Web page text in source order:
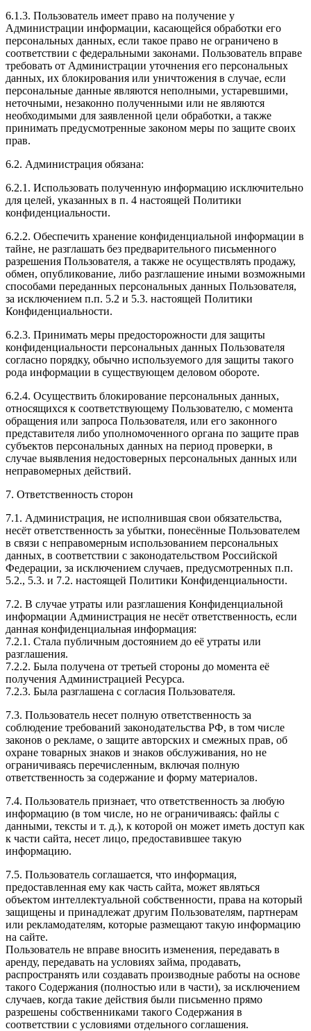
6.1.3. Пользователь имеет право на получение у
Администрации информации, касающейся обработки его
персональных данных, если такое право не ограничено в
соответствии с федеральными законами. Пользователь вправе
требовать от Администрации уточнения его персональных
данных, их блокирования или уничтожения в случае, если
персональные данные являются неполными, устаревшими,
неточными, незаконно полученными или не являются
необходимыми для заявленной цели обработки, а также
принимать предусмотренные законом меры по защите своих
прав.
6.2. Администрация обязана:
6.2.1. Использовать полученную информацию исключительно
для целей, указанных в п. 4 настоящей Политики
конфиденциальности.
6.2.2. Обеспечить хранение конфиденциальной информации в
тайне, не разглашать без предварительного письменного
разрешения Пользователя, а также не осуществлять продажу,
обмен, опубликование, либо разглашение иными возможными
способами переданных персональных данных Пользователя,
за исключением п.п. 5.2 и 5.3. настоящей Политики
Конфиденциальности.
6.2.3. Принимать меры предосторожности для защиты
конфиденциальности персональных данных Пользователя
согласно порядку, обычно используемого для защиты такого
рода информации в существующем деловом обороте.
6.2.4. Осуществить блокирование персональных данных,
относящихся к соответствующему Пользователю, с момента
обращения или запроса Пользователя, или его законного
представителя либо уполномоченного органа по защите прав
субъектов персональных данных на период проверки, в
случае выявления недостоверных персональных данных или
неправомерных действий.
7. Ответственность сторон
7.1. Администрация, не исполнившая свои обязательства,
несёт ответственность за убытки, понесённые Пользователем
в связи с неправомерным использованием персональных
данных, в соответствии с законодательством Российской
Федерации, за исключением случаев, предусмотренных п.п.
5.2., 5.3. и 7.2. настоящей Политики Конфиденциальности.
7.2. В случае утраты или разглашения Конфиденциальной
информации Администрация не несёт ответственность, если
данная конфиденциальная информация:
7.2.1. Стала публичным достоянием до её утраты или
разглашения.
7.2.2. Была получена от третьей стороны до момента её
получения Администрацией Ресурса.
7.2.3. Была разглашена с согласия Пользователя.
7.3. Пользователь несет полную ответственность за
соблюдение требований законодательства РФ, в том числе
законов о рекламе, о защите авторских и смежных прав, об
охране товарных знаков и знаков обслуживания, но не
ограничиваясь перечисленным, включая полную
ответственность за содержание и форму материалов.
7.4. Пользователь признает, что ответственность за любую
информацию (в том числе, но не ограничиваясь: файлы с
данными, тексты и т. д.), к которой он может иметь доступ как
к части сайта, несет лицо, предоставившее такую
информацию.
7.5. Пользователь соглашается, что информация,
предоставленная ему как часть сайта, может являться
объектом интеллектуальной собственности, права на который
защищены и принадлежат другим Пользователям, партнерам
или рекламодателям, которые размещают такую информацию
на сайте.
Пользователь не вправе вносить изменения, передавать в
аренду, передавать на условиях займа, продавать,
распространять или создавать производные работы на основе
такого Содержания (полностью или в части), за исключением
случаев, когда такие действия были письменно прямо
разрешены собственниками такого Содержания в
соответствии с условиями отдельного соглашения.